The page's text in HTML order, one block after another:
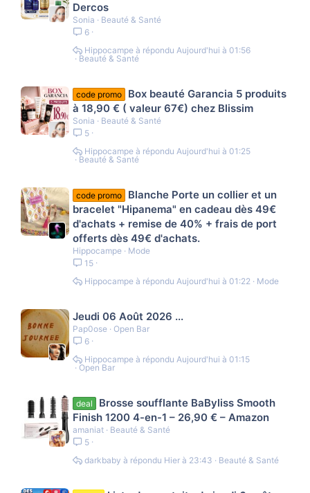
Dercos
Sonia
Beauté & Santé
6
Beauté & Santé
Aujourd'hui à 01:56
Hippocampe
code promo
Box beauté Garancia 5 produits
à 18,90 € ( valeur 67€) chez Blissim
Sonia
Beauté & Santé
5
Beauté & Santé
Aujourd'hui à 01:25
Hippocampe
code promo
Blanche Porte un collier et un
bracelet "Hipanema" en cadeau dès 49€
d'achats + remise de 40% + frais de port
offerts dès 49€ d'achats.
Hippocampe
Mode
15
Mode
Aujourd'hui à 01:22
Hippocampe
Jeudi 06 Août 2026 ...
Pap0ose Open Bar
6
Open Bar
Aujourd'hui à 01:15
Hippocampe
deal
Brosse soufflante BaByliss Smooth
Finish 1200 4-en-1 – 26,90 € – Amazon
amaniat
Beauté & Santé
5
Beauté & Santé
Hier à 23:43
darkbaby